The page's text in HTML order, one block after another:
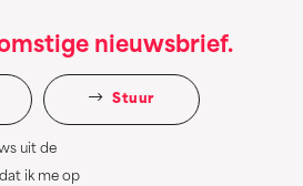
nieuwsbrief.
Stuur
uit de
ik me op